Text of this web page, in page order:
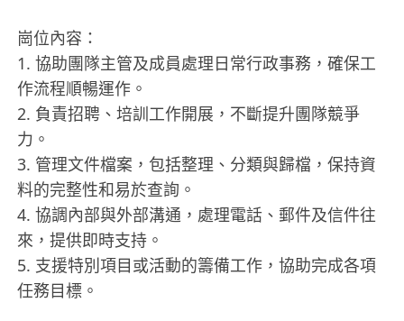
崗位內容：
1. 協助團隊主管及成員處理日常行政事務，確保工
作流程順暢運作。
2. 負責招聘、培訓工作開展，不斷提升團隊競爭
力。
3. 管理文件檔案，包括整理、分類與歸檔，保持資
料的完整性和易於查詢。
4. 協調內部與外部溝通，處理電話、郵件及信件往
來，提供即時支持。
5. 支援特別項目或活動的籌備工作，協助完成各項
任務目標。